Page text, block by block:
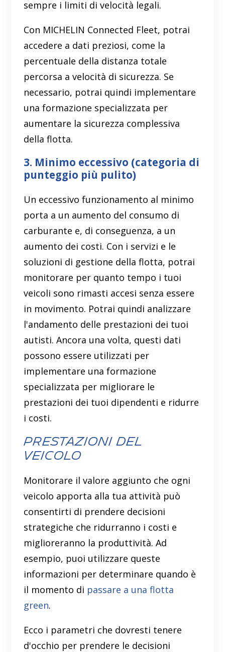
sempre i limiti di velocità legali.
Con MICHELIN Connected Fleet, potrai
accedere a dati preziosi, come la
percentuale della distanza totale
percorsa a velocità di sicurezza. Se
necessario, potrai quindi implementare
una formazione specializzata per
aumentare la sicurezza complessiva
della flotta.
3. Minimo eccessivo (categoria di
punteggio più pulito)
Un eccessivo funzionamento al minimo
porta a un aumento del consumo di
carburante e, di conseguenza, a un
aumento dei costi. Con i servizi e le
soluzioni di gestione della flotta, potrai
monitorare per quanto tempo i tuoi
veicoli sono rimasti accesi senza essere
in movimento. Potrai quindi analizzare
l'andamento delle prestazioni dei tuoi
autisti. Ancora una volta, questi dati
possono essere utilizzati per
implementare una formazione
specializzata per migliorare le
prestazioni dei tuoi dipendenti e ridurre
i costi.
Prestazioni del
veicolo
Monitorare il valore aggiunto che ogni
veicolo apporta alla tua attività può
consentirti di prendere decisioni
strategiche che ridurranno i costi e
miglioreranno la produttività. Ad
esempio, puoi utilizzare queste
informazioni per determinare quando è
il momento di passare a una flotta
green.
Ecco i parametri che dovresti tenere
d'occhio per prendere le decisioni